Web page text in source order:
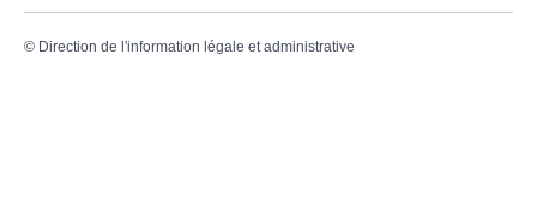
© Direction de l'information légale et administrative